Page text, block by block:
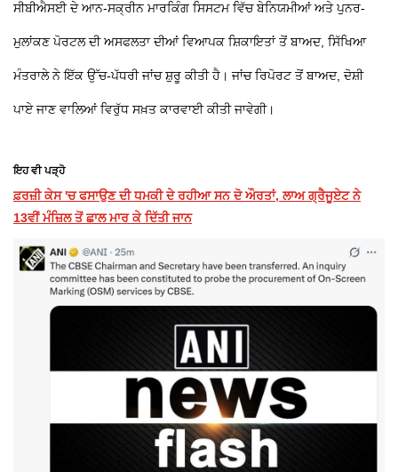
ਸੀਬੀਐਸਈ ਦੇ ਆਨ-ਸਕ੍ਰੀਨ ਮਾਰਕਿੰਗ ਸਿਸਟਮ ਵਿੱਚ ਬੇਨਿਯਮੀਆਂ ਅਤੇ ਪੁਨਰ-
ਮੁਲਾਂਕਣ ਪੋਰਟਲ ਦੀ ਅਸਫਲਤਾ ਦੀਆਂ ਵਿਆਪਕ ਸ਼ਿਕਾਇਤਾਂ ਤੋਂ ਬਾਅਦ, ਸਿੱਖਿਆ
ਮੰਤਰਾਲੇ ਨੇ ਇੱਕ ਉੱਚ-ਪੱਧਰੀ ਜਾਂਚ ਸ਼ੁਰੂ ਕੀਤੀ ਹੈ। ਜਾਂਚ ਰਿਪੋਰਟ ਤੋਂ ਬਾਅਦ, ਦੋਸ਼ੀ
ਪਾਏ ਜਾਣ ਵਾਲਿਆਂ ਵਿਰੁੱਧ ਸਖ਼ਤ ਕਾਰਵਾਈ ਕੀਤੀ ਜਾਵੇਗੀ।
ਇਹ ਵੀ ਪੜ੍ਹੋ
ਫ਼ਰਜ਼ੀ ਕੇਸ 'ਚ ਫਸਾਉਣ ਦੀ ਧਮਕੀ ਦੇ ਰਹੀਆ ਸਨ ਦੋ ਔਰਤਾਂ, ਲਾਅ ਗ੍ਰੈਜੂਏਟ ਨੇ
13ਵੀਂ ਮੰਜ਼ਿਲ ਤੋਂ ਛਾਲ ਮਾਰ ਕੇ ਦਿੱਤੀ ਜਾਨ